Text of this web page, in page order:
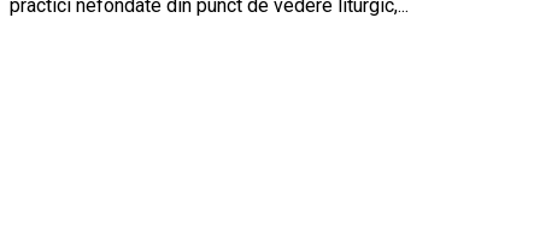
practici nefondate din punct de vedere liturgic,...